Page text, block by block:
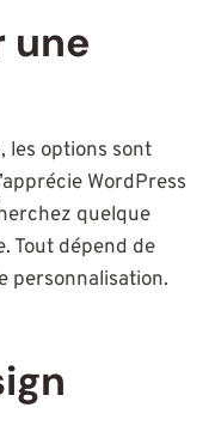
une
les options sont
WordPress
quelque
Tout dépend de
personnalisation.